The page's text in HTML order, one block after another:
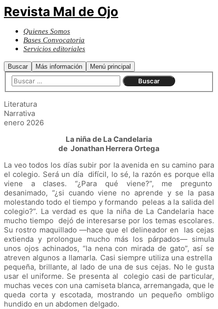
Revista Mal de Ojo
Quienes Somos
Bases Convocatoria
Servicios editoriales
Buscar Más información Menú principal
Literatura
Narrativa
enero 2026
La niña de La Candelaria
de Jonathan Herrera Ortega
La veo todos los días subir por la avenida en su camino para
el colegio. Será un día difícil, lo sé, la razón es porque ella
viene a clases. “¿Para qué viene?”, me pregunto
desanimado, “¿si cuando viene no aprende y se la pasa
molestando todo el tiempo y formando peleas a la salida del
colegio?”. La verdad es que la niña de La Candelaria hace
mucho tiempo dejó de interesarse por los temas escolares.
Su rostro maquillado —hace que el delineador en las cejas
extienda y prolongue mucho más los párpados— simula
unos ojos achinados, “la nena con mirada de gato”, así se
atreven algunos a llamarla. Casi siempre utiliza una estrella
pequeña, brillante, al lado de una de sus cejas. No le gusta
usar el uniforme. Se presenta al colegio casi de particular,
muchas veces con una camiseta blanca, arremangada, que le
queda corta y escotada, mostrando un pequeño ombligo
hundido en un abdomen delgado.